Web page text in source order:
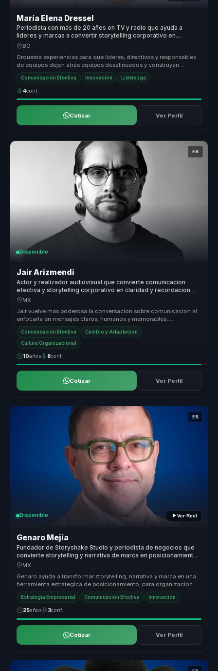
María Elena Dressel
Periodista con más de 20 años en TV y radio que ayuda a
líderes y marcas a convertir storytelling corporativo en
autoridad, recordación y confianza.
BO
Orquesta experiencias para que lideres, directivos y responsables
de equipos dejen atrás equipos desalineados y construyan
liderazgo estr...
Comunicación Efectiva Innovación Liderazgo
4conf.
Cotizar Ver Perfil
ES
Disponible
Jair Arizmendi
Actor y realizador audiovisual que convierte comunicacion
efectiva y storytelling corporativo en claridad y recordacion
para empresas y equipos.
MX
Jair vuelve mas poderosa la conversacion sobre comunicacion al
enfocarla en mensajes claros, humanos y memorables,
especialmente utiles p...
Comunicación Efectiva Cambio y Adaptación
Cultura Organizacional
10años 8conf.
Cotizar Ver Perfil
ES
Disponible Ver Reel
Genaro Mejía
Fundador de Storyshake Studio y periodista de negocios que
convierte storytelling y narrativa de marca en posicionamiento
para empresas y lideres.
MX
Genaro ayuda a transformar storytelling, narrativa y marca en una
herramienta estrategica de posicionamiento, para organizaciones
que nec...
Estrategia Empresarial Comunicación Efectiva Innovación
25años 3conf.
Cotizar Ver Perfil